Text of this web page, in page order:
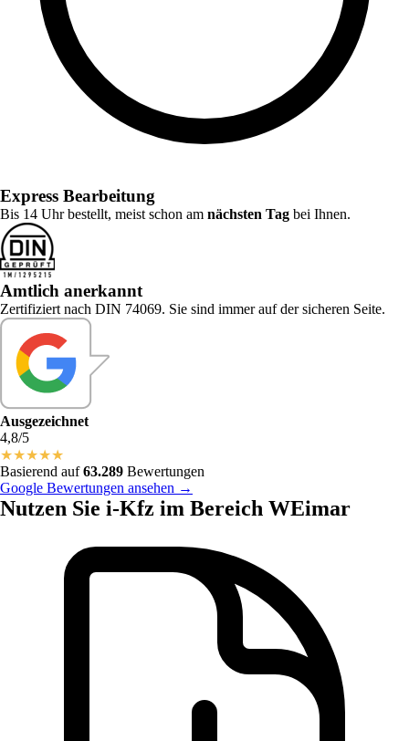
Express Bearbeitung
Bis 14 Uhr bestellt, meist schon am nächsten Tag bei Ihnen.
Amtlich anerkannt
Zertifiziert nach DIN 74069. Sie sind immer auf der sicheren Seite.
Ausgezeichnet
4,8/5
★★★★★
Basierend auf63.289 Bewertungen
Google Bewertungen ansehen →
Nutzen Sie i-Kfz im Bereich WEimar